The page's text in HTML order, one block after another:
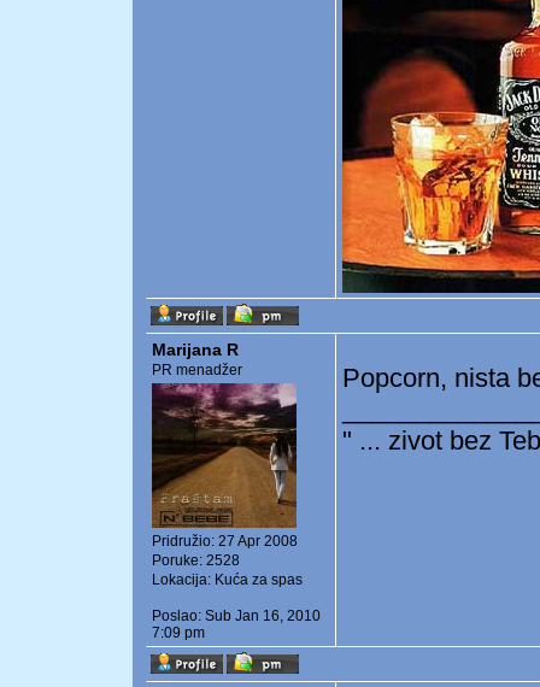
Marijana R
PR menadžer
Pridružio: 27 Apr 2008
Poruke: 2528
Lokacija: Kuća za spas
Poslao: Sub Jan 16, 2010
7:09 pm
Popcorn, nista
" ... zivot bez